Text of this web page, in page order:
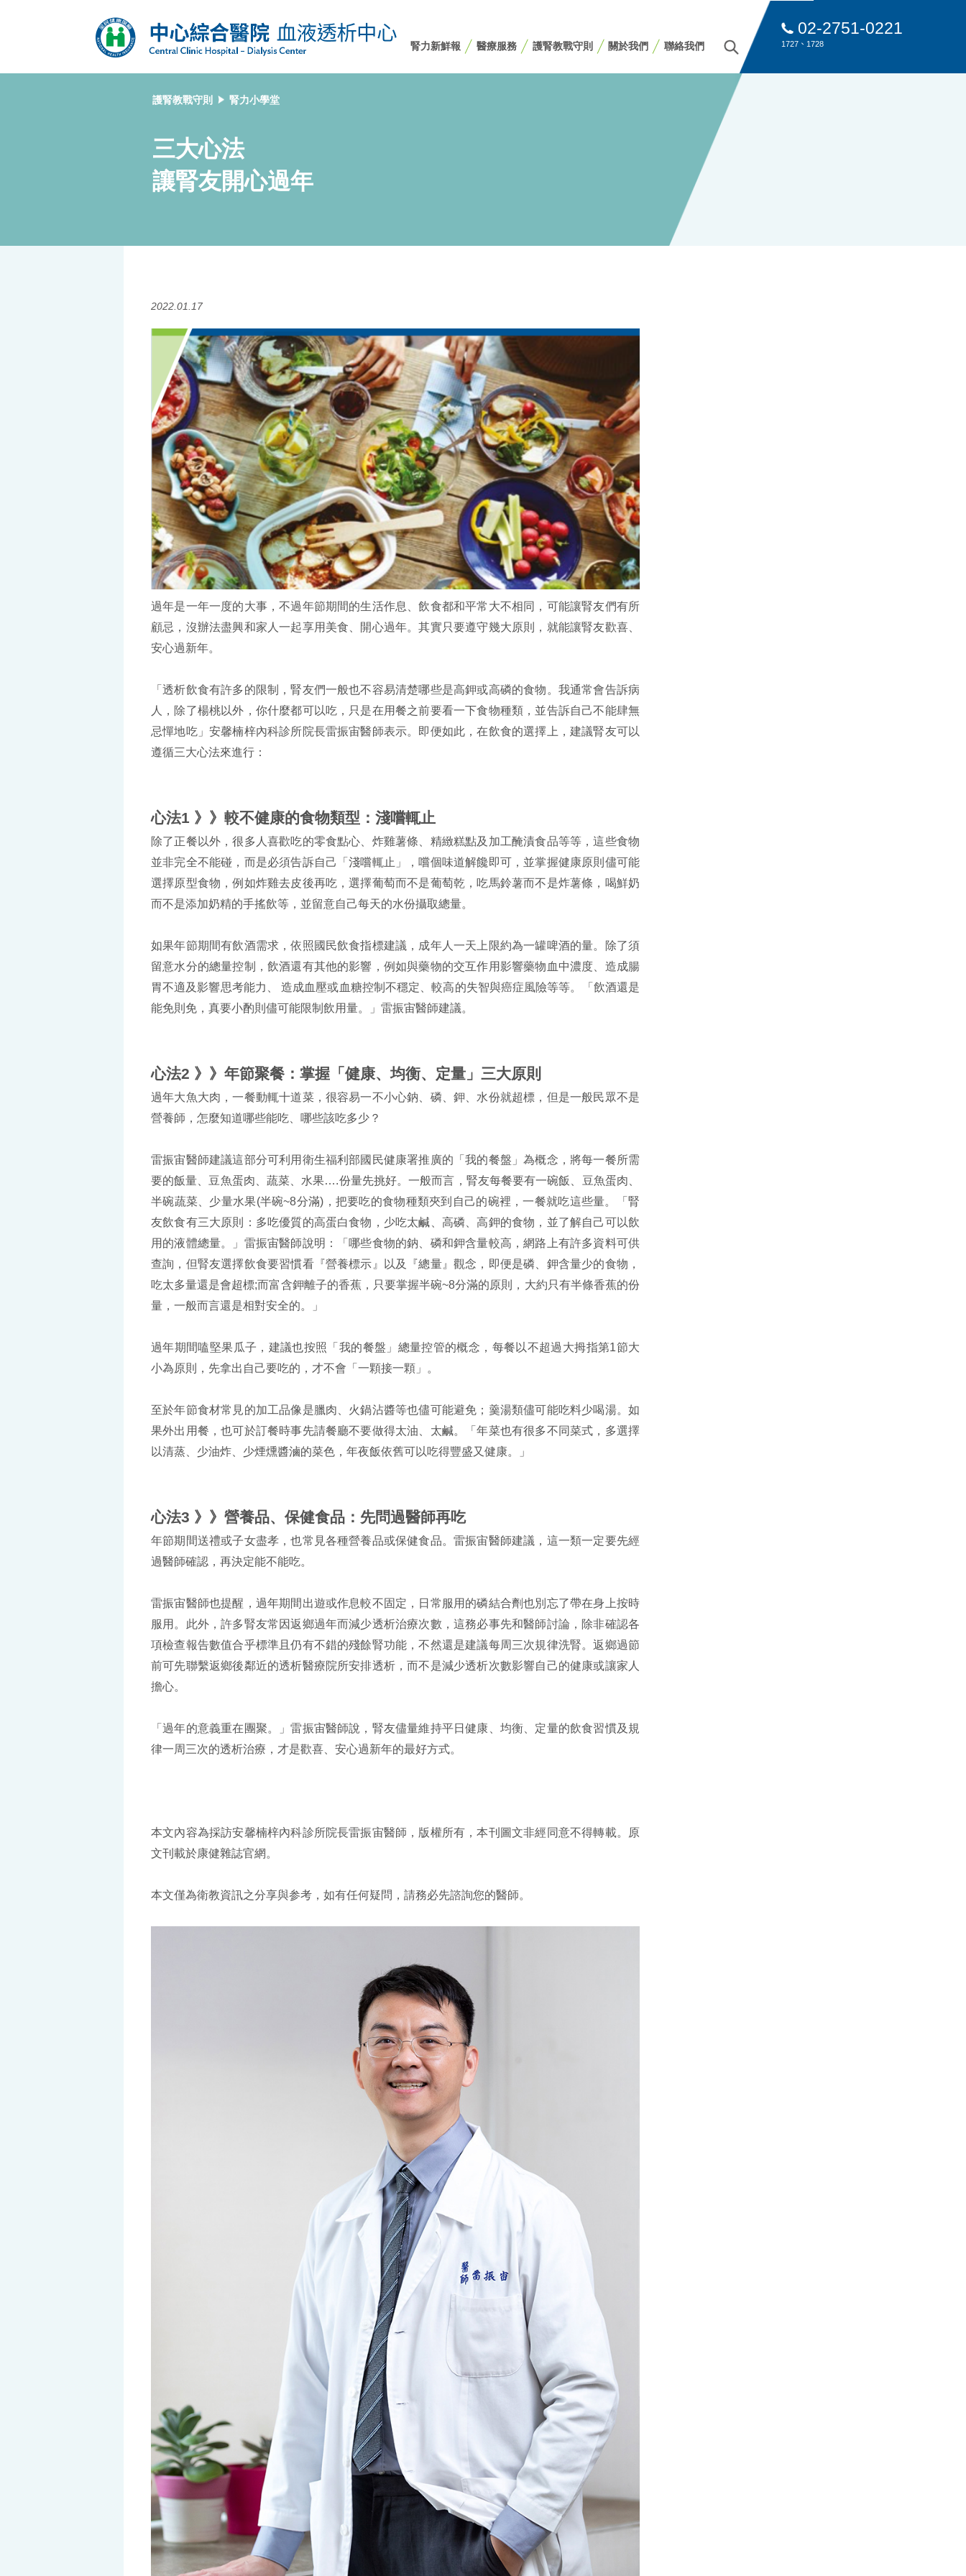
腎力新鮮報 醫療服務 護腎教戰守則 關於我們 聯絡我們
02-2751-0221
1727、1728
護腎教戰守則 腎力小學堂
三大心法
讓腎友開心過年
2022.01.17
過年是一年一度的大事，不過年節期間的生活作息、飲食都和平常大不相同，可能讓腎友們有所
顧忌，沒辦法盡興和家人一起享用美食、開心過年。其實只要遵守幾大原則，就能讓腎友歡喜、
安心過新年。
「透析飲食有許多的限制，腎友們一般也不容易清楚哪些是高鉀或高磷的食物。我通常會告訴病
人，除了楊桃以外，你什麼都可以吃，只是在用餐之前要看一下食物種類，並告訴自己不能肆無
忌憚地吃」安馨楠梓內科診所院長雷振宙醫師表示。即便如此，在飲食的選擇上，建議腎友可以
遵循三大心法來進行：
心法1 》》較不健康的食物類型：淺嚐輒止
除了正餐以外，很多人喜歡吃的零食點心、炸雞薯條、精緻糕點及加工醃漬食品等等，這些食物
並非完全不能碰，而是必須告訴自己「淺嚐輒止」，嚐個味道解饞即可，並掌握健康原則儘可能
選擇原型食物，例如炸雞去皮後再吃，選擇葡萄而不是葡萄乾，吃馬鈴薯而不是炸薯條，喝鮮奶
而不是添加奶精的手搖飲等，並留意自己每天的水份攝取總量。
如果年節期間有飲酒需求，依照國民飲食指標建議，成年人一天上限約為一罐啤酒的量。除了須
留意水分的總量控制，飲酒還有其他的影響，例如與藥物的交互作用影響藥物血中濃度、造成腸
胃不適及影響思考能力、 造成血壓或血糖控制不穩定、較高的失智與癌症風險等等。「飲酒還是
能免則免，真要小酌則儘可能限制飲用量。」雷振宙醫師建議。
心法2 》》年節聚餐：掌握「健康、均衡、定量」三大原則
過年大魚大肉，一餐動輒十道菜，很容易一不小心鈉、磷、鉀、水份就超標，但是一般民眾不是
營養師，怎麼知道哪些能吃、哪些該吃多少？
雷振宙醫師建議這部分可利用衛生福利部國民健康署推廣的「我的餐盤」為概念，將每一餐所需
要的飯量、豆魚蛋肉、蔬菜、水果….份量先挑好。一般而言，腎友每餐要有一碗飯、豆魚蛋肉、
半碗蔬菜、少量水果(半碗~8分滿)，把要吃的食物種類夾到自己的碗裡，一餐就吃這些量。「腎
友飲食有三大原則：多吃優質的高蛋白食物，少吃太鹹、高磷、高鉀的食物，並了解自己可以飲
用的液體總量。」雷振宙醫師說明：「哪些食物的鈉、磷和鉀含量較高，網路上有許多資料可供
查詢，但腎友選擇飲食要習慣看『營養標示』以及『總量』觀念，即便是磷、鉀含量少的食物，
吃太多量還是會超標;而富含鉀離子的香蕉，只要掌握半碗~8分滿的原則，大約只有半條香蕉的份
量，一般而言還是相對安全的。」
過年期間嗑堅果瓜子，建議也按照「我的餐盤」總量控管的概念，每餐以不超過大拇指第1節大
小為原則，先拿出自己要吃的，才不會「一顆接一顆」。
至於年節食材常見的加工品像是臘肉、火鍋沾醬等也儘可能避免；羹湯類儘可能吃料少喝湯。如
果外出用餐，也可於訂餐時事先請餐廳不要做得太油、太鹹。「年菜也有很多不同菜式，多選擇
以清蒸、少油炸、少煙燻醬滷的菜色，年夜飯依舊可以吃得豐盛又健康。」
心法3 》》營養品、保健食品：先問過醫師再吃
年節期間送禮或子女盡孝，也常見各種營養品或保健食品。雷振宙醫師建議，這一類一定要先經
過醫師確認，再決定能不能吃。
雷振宙醫師也提醒，過年期間出遊或作息較不固定，日常服用的磷結合劑也別忘了帶在身上按時
服用。此外，許多腎友常因返鄉過年而減少透析治療次數，這務必事先和醫師討論，除非確認各
項檢查報告數值合乎標準且仍有不錯的殘餘腎功能，不然還是建議每周三次規律洗腎。返鄉過節
前可先聯繫返鄉後鄰近的透析醫療院所安排透析，而不是減少透析次數影響自己的健康或讓家人
擔心。
「過年的意義重在團聚。」雷振宙醫師說，腎友儘量維持平日健康、均衡、定量的飲食習慣及規
律一周三次的透析治療，才是歡喜、安心過新年的最好方式。
本文內容為採訪安馨楠梓內科診所院長雷振宙醫師，版權所有，本刊圖文非經同意不得轉載。原
文刊載於康健雜誌官網。
本文僅為衛教資訊之分享與参考，如有任何疑問，請務必先諮詢您的醫師。